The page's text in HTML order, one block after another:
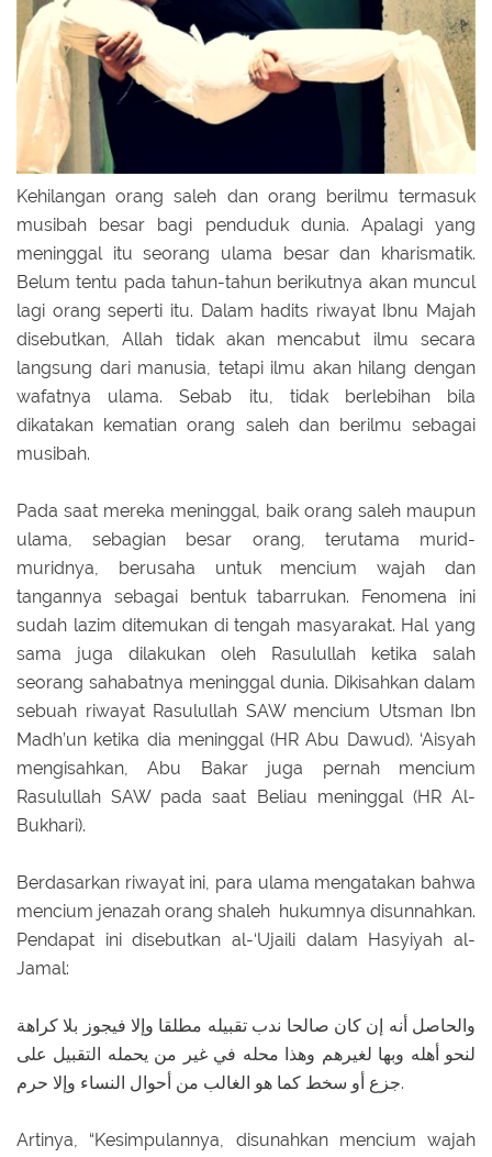
Kehilangan orang saleh dan orang berilmu termasuk
musibah besar bagi penduduk dunia. Apalagi yang
meninggal itu seorang ulama besar dan kharismatik.
Belum tentu pada tahun-tahun berikutnya akan muncul
lagi orang seperti itu. Dalam hadits riwayat Ibnu Majah
disebutkan, Allah tidak akan mencabut ilmu secara
langsung dari manusia, tetapi ilmu akan hilang dengan
wafatnya ulama. Sebab itu, tidak berlebihan bila
dikatakan kematian orang saleh dan berilmu sebagai
musibah.
Pada saat mereka meninggal, baik orang saleh maupun
ulama, sebagian besar orang, terutama murid-
muridnya, berusaha untuk mencium wajah dan
tangannya sebagai bentuk tabarrukan. Fenomena ini
sudah lazim ditemukan di tengah masyarakat. Hal yang
sama juga dilakukan oleh Rasulullah ketika salah
seorang sahabatnya meninggal dunia. Dikisahkan dalam
sebuah riwayat Rasulullah SAW mencium Utsman Ibn
Madh’un ketika dia meninggal (HR Abu Dawud). ‘Aisyah
mengisahkan, Abu Bakar juga pernah mencium
Rasulullah SAW pada saat Beliau meninggal (HR Al-
Bukhari).
Berdasarkan riwayat ini, para ulama mengatakan bahwa
mencium jenazah orang shaleh hukumnya disunnahkan.
Pendapat ini disebutkan al-‘Ujaili dalam Hasyiyah al-
Jamal:
والحاصل أنه إن كان صالحا ندب تقبيله مطلقا وإلا فيجوز بلا كراهة
لنحو أهله وبها لغيرهم وهذا محله في غير من يحمله التقبيل على
جزع أو سخط كما هو الغالب من أحوال النساء وإلا حرم.
Artinya, “Kesimpulannya, disunahkan mencium wajah